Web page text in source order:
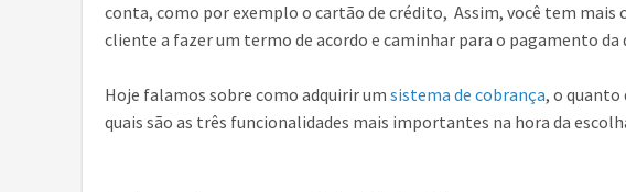
conta, como por exemplo o cartão de crédito, Assim, você tem mais
cliente a fazer um termo de acordo e caminhar para o pagamento da
Hoje falamos sobre como adquirir um sistema de cobrança, o quanto
quais são as três funcionalidades mais importantes na hora da